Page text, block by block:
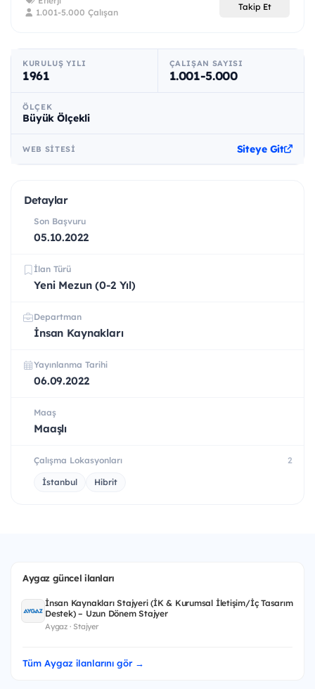
1.001-5.000 Çalışan
Takip Et
KURULUŞ YILI
1961
ÇALIŞAN SAYISI
1.001-5.000
ÖLÇEK
Büyük Ölçekli
WEB SITESI Siteye Git
Detaylar
Son Başvuru
05.10.2022
İlan Türü
Yeni Mezun (0-2 Yıl)
Departman
İnsan Kaynakları
Yayınlanma Tarihi
06.09.2022
Maaş
Maaşlı
Çalışma Lokasyonları 2
İstanbul Hibrit
Aygaz güncel ilanları
İnsan Kaynakları Stajyeri (İK & Kurumsal İletişim/İç Tasarım
Destek) – Uzun Dönem Stajyer
Aygaz · Stajyer
Tüm Aygaz ilanlarını gör →